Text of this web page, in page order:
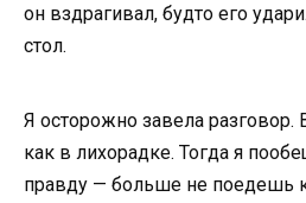
он вздрагивал, будто его
стол.
Я осторожно завела разговор.
как в лихорадке. Тогда я
правду — больше не поедешь